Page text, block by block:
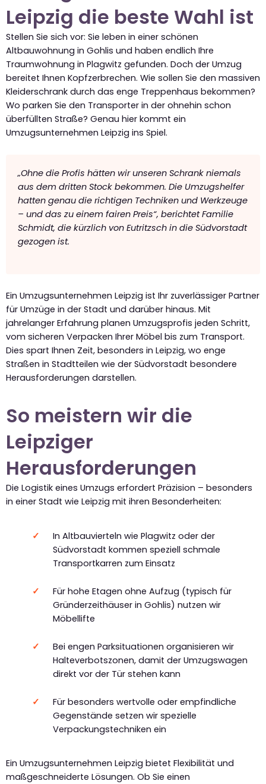
Leipzig die beste Wahl ist
Stellen Sie sich vor: Sie leben in einer schönen
Altbauwohnung in Gohlis und haben endlich Ihre
Traumwohnung in Plagwitz gefunden. Doch der Umzug
bereitet Ihnen Kopfzerbrechen. Wie sollen Sie den massiven
Kleiderschrank durch das enge Treppenhaus bekommen?
Wo parken Sie den Transporter in der ohnehin schon
überfüllten Straße? Genau hier kommt ein
Umzugsunternehmen Leipzig ins Spiel.
„Ohne die Profis hätten wir unseren Schrank niemals
aus dem dritten Stock bekommen. Die Umzugshelfer
hatten genau die richtigen Techniken und Werkzeuge
– und das zu einem fairen Preis“, berichtet Familie
Schmidt, die kürzlich von Eutritzsch in die Südvorstadt
gezogen ist.
Ein Umzugsunternehmen Leipzig ist Ihr zuverlässiger Partner
für Umzüge in der Stadt und darüber hinaus. Mit
jahrelanger Erfahrung planen Umzugsprofis jeden Schritt,
vom sicheren Verpacken Ihrer Möbel bis zum Transport.
Dies spart Ihnen Zeit, besonders in Leipzig, wo enge
Straßen in Stadtteilen wie der Südvorstadt besondere
Herausforderungen darstellen.
So meistern wir die
Leipziger
Herausforderungen
Die Logistik eines Umzugs erfordert Präzision – besonders
in einer Stadt wie Leipzig mit ihren Besonderheiten:
In Altbauvierteln wie Plagwitz oder der
Südvorstadt kommen speziell schmale
Transportkarren zum Einsatz
Für hohe Etagen ohne Aufzug (typisch für
Gründerzeithäuser in Gohlis) nutzen wir
Möbellifte
Bei engen Parksituationen organisieren wir
Halteverbotszonen, damit der Umzugswagen
direkt vor der Tür stehen kann
Für besonders wertvolle oder empfindliche
Gegenstände setzen wir spezielle
Verpackungstechniken ein
Ein Umzugsunternehmen Leipzig bietet Flexibilität und
maßgeschneiderte Lösungen. Ob Sie einen